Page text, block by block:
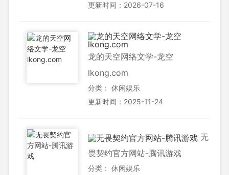
更新时间：2026-07-16
龙的天空网络文学-龙空
lkong.com
分类： 休闲娱乐
更新时间：2025-11-24
无
畏契约官方网站-腾讯游戏
分类： 休闲娱乐